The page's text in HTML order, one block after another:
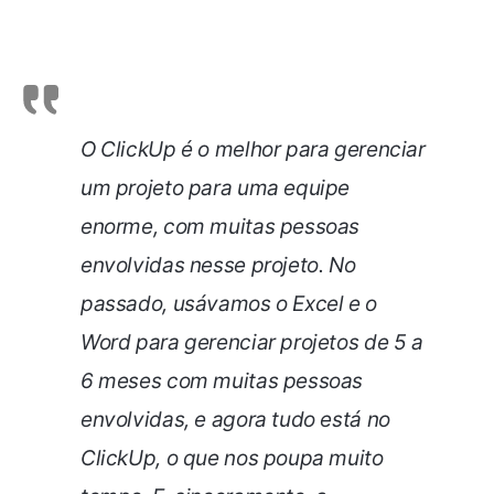
O ClickUp é o melhor para gerenciar
um projeto para uma equipe
enorme, com muitas pessoas
envolvidas nesse projeto. No
passado, usávamos o Excel e o
Word para gerenciar projetos de 5 a
6 meses com muitas pessoas
envolvidas, e agora tudo está no
ClickUp, o que nos poupa muito